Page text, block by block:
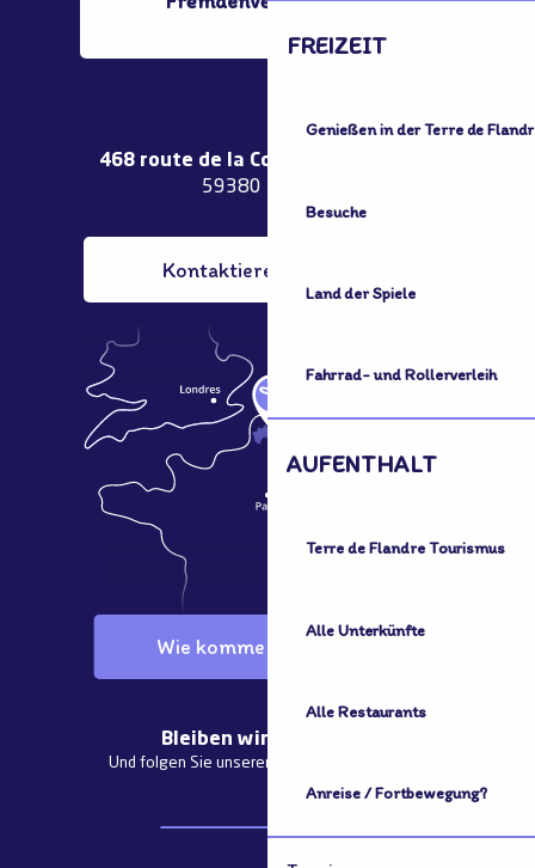
FREIZEIT
Genießen in der Terre de
Besuche
Land der Spiele
Fahrrad- und Rollerverleih
AUFENTHALT
Terre de Flandre Tourismus
Alle Unterkünfte
Alle Restaurants
Anreise / Fortbewegung?
468 route de la Couronne de Bierne
59380 Bergues
Kontaktieren Sie uns
Wie komme ich dorthin?
Bleiben wir in Kontakt
Und folgen Sie unseren aktuellen Nachrichten
Newsletter abonnieren